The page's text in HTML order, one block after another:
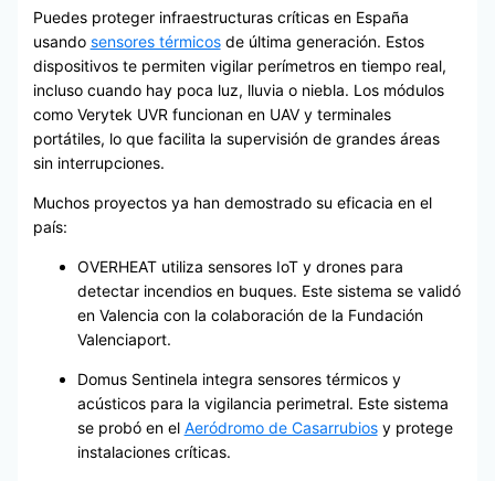
Puedes proteger infraestructuras críticas en España
usando sensores térmicosde última generación. Estos
dispositivos te permiten vigilar perímetros en tiempo real,
incluso cuando hay poca luz, lluvia o niebla. Los módulos
como Verytek UVR funcionan en UAV y terminales
portátiles, lo que facilita la supervisión de grandes áreas
sin interrupciones.
Muchos proyectos ya han demostrado su eficacia en el
país:
OVERHEAT utiliza sensores IoT y drones para
detectar incendios en buques. Este sistema se validó
en Valencia con la colaboración de la Fundación
Valenciaport.
Domus Sentinela integra sensores térmicos y
acústicos para la vigilancia perimetral. Este sistema
se probó en el Aeródromo de Casarrubiosy protege
instalaciones críticas.